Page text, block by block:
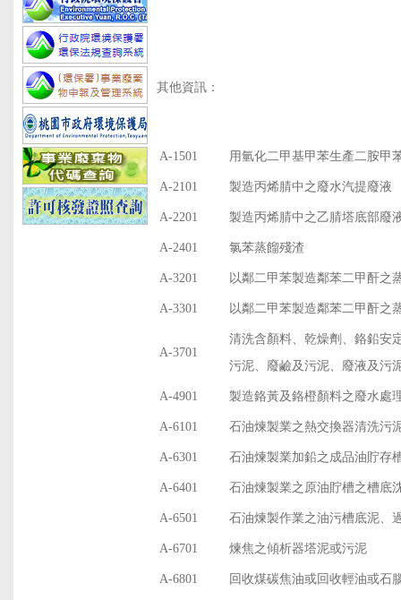
其他資訊：
A-1501 用氫化二甲基甲苯生產二胺甲
A-2101 製造丙烯腈中之廢水汽提廢液
A-2201 製造丙烯腈中之乙腈塔底部廢
A-2401 氯苯蒸餾殘渣
A-3201 以鄰二甲苯製造鄰苯二甲酐之
A-3301 以鄰二甲苯製造鄰苯二甲酐之
A-3701
清洗含顏料、乾燥劑、鉻鉛安
污泥、廢鹼及污泥、廢液及污
A-4901 製造鉻黃及鉻橙顏料之廢水處
A-6101 石油煉製業之熱交換器清洗污
A-6301 石油煉製業加鉛之成品油貯存
A-6401 石油煉製業之原油貯槽之槽底
A-6501 石油煉製作業之油污槽底泥、
A-6701 煉焦之傾析器塔泥或污泥
A-6801 回收煤碳焦油或回收輕油或石